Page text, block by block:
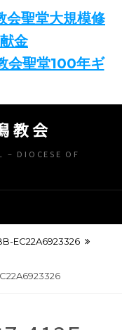
会聖堂大規模修
金
会聖堂100年ギ
教会
– DIOCESE OF
EC22A6923326